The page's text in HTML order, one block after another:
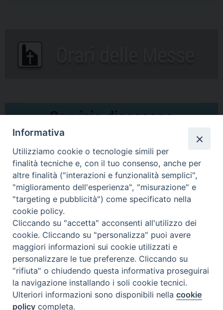
Comunicati Stampa
Il cordoglio dei Vescovi di Puglia per la morte di S.E.R. Mons. Agostino
Superbo
Nasce la Consulta Diocesana delle Aggregazioni Laicali di Castellaneta
Archivio comunicati stampa
2026 © Diocesi di Castellaneta
Informativa
Utilizziamo cookie o tecnologie simili per
finalità tecniche e, con il tuo consenso, anche per
altre finalità ("interazioni e funzionalità semplici",
"miglioramento dell'esperienza", "misurazione" e
"targeting e pubblicità") come specificato nella
cookie policy.
Cliccando su "accetta" acconsenti all'utilizzo dei
cookie. Cliccando su "personalizza" puoi avere
maggiori informazioni sui cookie utilizzati e
personalizzare le tue preferenze. Cliccando su
"rifiuta" o chiudendo questa informativa proseguirai
la navigazione installando i soli cookie tecnici.
Ulteriori informazioni sono disponibili nellacookie
policy completa.